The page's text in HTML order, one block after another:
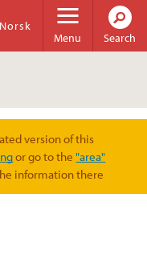
Menu
Norsk
Search
version of this
or go to the"area"
information there